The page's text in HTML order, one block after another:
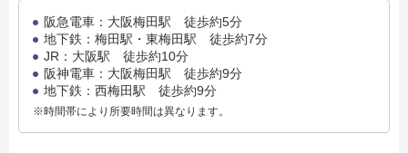
阪急電車：大阪梅田駅 徒歩約5分
地下鉄：梅田駅・東梅田駅 徒歩約7分
JR：大阪駅 徒歩約10分
阪神電車：大阪梅田駅 徒歩約9分
地下鉄：西梅田駅 徒歩約9分
※時間帯により所要時間は異なります。